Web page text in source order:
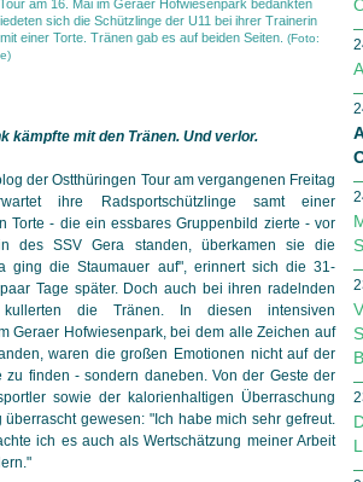
am 16. Mai im Geraer Hofwiesenpark bedankten
sich die Schützlinge der U11 bei ihrer Trainerin
einer Torte. Tränen gab es auf beiden Seiten. (Foto:
kämpfte mit den Tränen. Und verlor.
der Ostthüringen Tour am vergangenen Freitag
ihre Radsportschützlinge samt einer
Torte - die ein essbares Gruppenbild zierte - vor
des SSV Gera standen, überkamen sie die
ging die Staumauer auf", erinnert sich die 31-
Tage später. Doch auch bei ihren radelnden
kullerten die Tränen. In diesen intensiven
Geraer Hofwiesenpark, bei dem alle Zeichen auf
waren die großen Emotionen nicht auf der
zu finden - sondern daneben. Von der Geste der
sowie der kalorienhaltigen Überraschung
überrascht gewesen: "Ich habe mich sehr gefreut.
ich es auch als Wertschätzung meiner Arbeit